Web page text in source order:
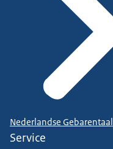
Nederlandse Gebarentaal
Service